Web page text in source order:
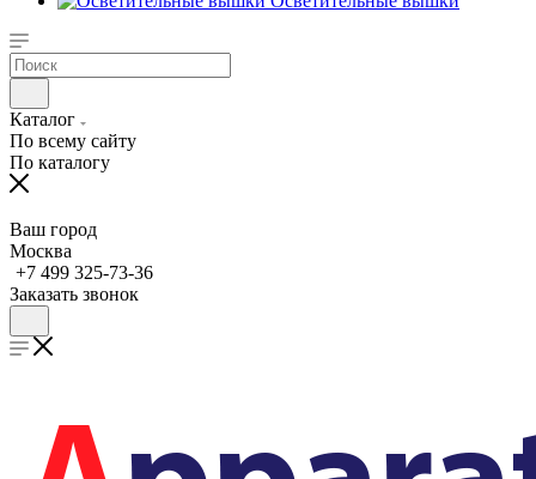
Каталог
По всему сайту
По каталогу
Ваш город
Москва
+7 499 325-73-36
Заказать звонок